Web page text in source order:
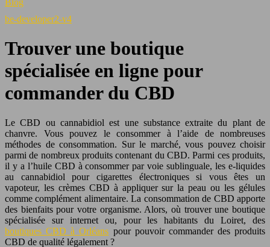
Blog
be-developer2-v4
Trouver une boutique
spécialisée en ligne pour
commander du CBD
Le CBD ou cannabidiol est une substance extraite du plant de
chanvre. Vous pouvez le consommer à l’aide de nombreuses
méthodes de consommation. Sur le marché, vous pouvez choisir
parmi de nombreux produits contenant du CBD. Parmi ces produits,
il y a l’huile CBD à consommer par voie sublinguale, les e-liquides
au cannabidiol pour cigarettes électroniques si vous êtes un
vapoteur, les crèmes CBD à appliquer sur la peau ou les gélules
comme complément alimentaire. La consommation de CBD apporte
des bienfaits pour votre organisme. Alors, où trouver une boutique
spécialisée sur internet ou, pour les habitants du Loiret, des
boutiques CBD à Orléans pour pouvoir commander des produits
CBD de qualité légalement ?